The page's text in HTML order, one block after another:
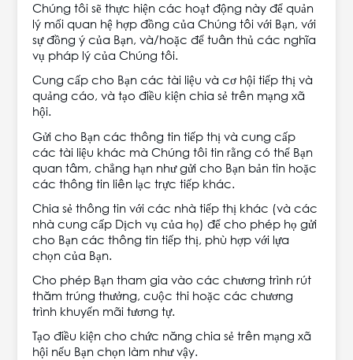
Chúng tôi sẽ thực hiện các hoạt động này để quản
lý mối quan hệ hợp đồng của Chúng tôi với Bạn, với
sự đồng ý của Bạn, và/hoặc để tuân thủ các nghĩa
vụ pháp lý của Chúng tôi.
Cung cấp cho Bạn các tài liệu và cơ hội tiếp thị và
quảng cáo, và tạo điều kiện chia sẻ trên mạng xã
hội.
Gửi cho Bạn các thông tin tiếp thị và cung cấp
các tài liệu khác mà Chúng tôi tin rằng có thể Bạn
quan tâm, chẳng hạn như gửi cho Bạn bản tin hoặc
các thông tin liên lạc trực tiếp khác.
Chia sẻ thông tin với các nhà tiếp thị khác (và các
nhà cung cấp Dịch vụ của họ) để cho phép họ gửi
cho Bạn các thông tin tiếp thị, phù hợp với lựa
chọn của Bạn.
Cho phép Bạn tham gia vào các chương trình rút
thăm trúng thưởng, cuộc thi hoặc các chương
trình khuyến mãi tương tự.
Tạo điều kiện cho chức năng chia sẻ trên mạng xã
hội nếu Bạn chọn làm như vậy.